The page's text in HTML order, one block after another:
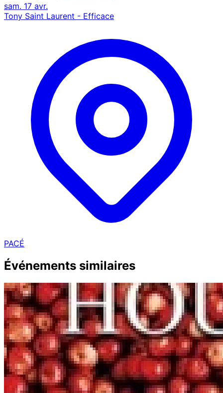
sam. 17 avr.
Tony Saint Laurent - Efficace
PACÉ
Événements similaires